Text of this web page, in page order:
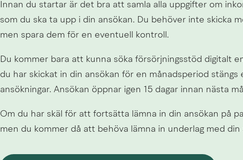
Innan du startar är det bra att samla alla uppgifter om
som du ska ta upp i din ansökan. Du behöver inte skicka
men spara dem för en eventuell kontroll.
Du kommer bara att kunna söka försörjningsstöd digitalt
du har skickat in din ansökan för en månadsperiod stängs
ansökningar. Ansökan öppnar igen 15 dagar innan nästa
Om du har skäl för att fortsätta lämna in din ansökan på
men du kommer då att behöva lämna in underlag med din